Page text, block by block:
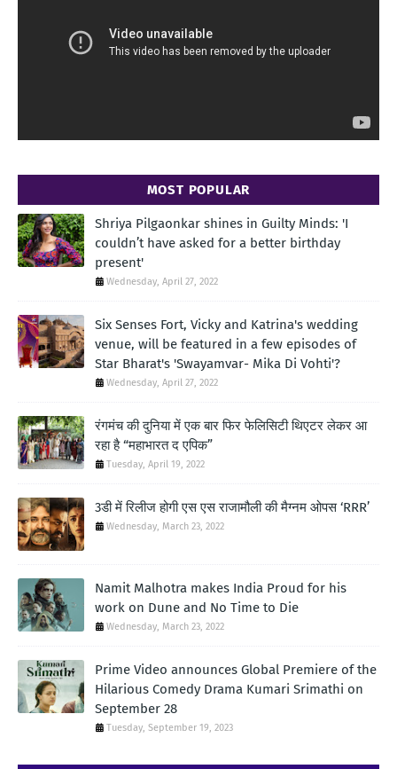
MOST POPULAR
Shriya Pilgaonkar shines in Guilty Minds: 'I
couldn’t have asked for a better birthday
present'
Wednesday, April 27, 2022
Six Senses Fort, Vicky and Katrina's wedding
venue, will be featured in a few episodes of
Star Bharat's 'Swayamvar- Mika Di Vohti'?
Wednesday, April 27, 2022
रंगमंच की दुनिया में एक बार फिर फेलिसिटी थिएटर लेकर आ
रहा है “महाभारत द एपिक”
Tuesday, April 19, 2022
3डी में रिलीज होगी एस एस राजामौली की मैग्नम ओपस ‘RRR’
Wednesday, March 23, 2022
Namit Malhotra makes India Proud for his
work on Dune and No Time to Die
Wednesday, March 23, 2022
Prime Video announces Global Premiere of the
Hilarious Comedy Drama Kumari Srimathi on
September 28
Tuesday, September 19, 2023